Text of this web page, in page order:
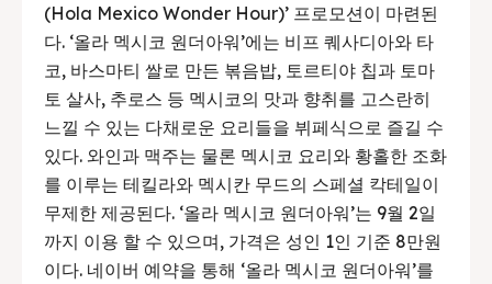
(Hola Mexico Wonder Hour)’ 프로모션이 마련된
다. ‘올라 멕시코 원더아워’에는 비프 퀘사디아와 타
코, 바스마티 쌀로 만든 볶음밥, 토르티야 칩과 토마
토 살사, 추로스 등 멕시코의 맛과 향취를 고스란히
느낄 수 있는 다채로운 요리들을 뷔페식으로 즐길 수
있다. 와인과 맥주는 물론 멕시코 요리와 황홀한 조화
를 이루는 테킬라와 멕시칸 무드의 스페셜 칵테일이
무제한 제공된다. ‘올라 멕시코 원더아워’는 9월 2일
까지 이용 할 수 있으며, 가격은 성인 1인 기준 8만원
이다. 네이버 예약을 통해 ‘올라 멕시코 원더아워’를